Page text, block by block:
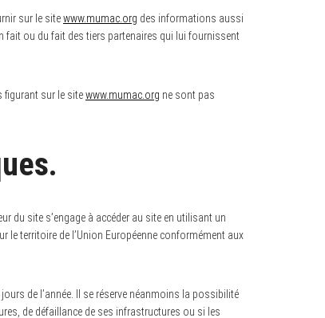
sur le sitewww.mumac.org des informations aussi
fait ou du fait des tiers partenaires qui lui fournissent
figurant sur le sitewww.mumac.org ne sont pas
du site s’engage à accéder au site en utilisant un
le territoire de l’Union Européenne conformément aux
de l’année. Il se réserve néanmoins la possibilité
de défaillance de ses infrastructures ou si les